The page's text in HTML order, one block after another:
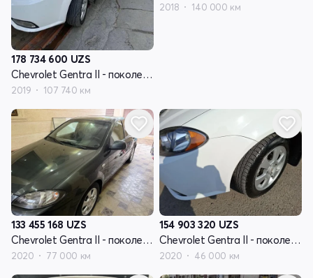
178 734 600 UZS
Chevrolet Gentra II - поколение
2019 107 740 км
2018 140 000 км
133 455 168 UZS
Chevrolet Gentra II - поколение
2020 77 000 км
154 903 320 UZS
Chevrolet Gentra II - поколение
2020 46 000 км